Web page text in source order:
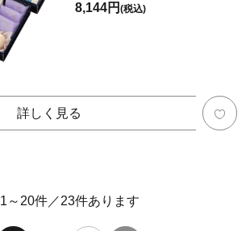
8,144円(税込)
詳しく見る
1～20件／23件あります